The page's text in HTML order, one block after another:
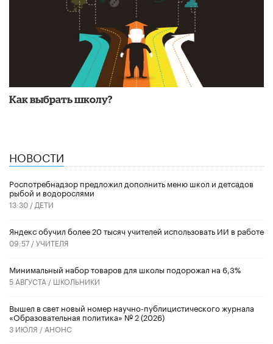
Как выбрать школу?
НОВОСТИ
Роспотребнадзор предложил дополнить меню школ и детсадов
рыбой и водорослями
13:30 / ДЕТИ
​Яндекс обучил более 20 тысяч учителей использовать ИИ в работе
09:57 /УЧИТЕЛЯ
Минимальный набор товаров для школы подорожал на 6,3%
5 АВГУСТА / ШКОЛЬНИКИ
Вышел в свет новый номер научно-публицистического журнала
«Образовательная политика» № 2 (2026)
3 ИЮЛЯ / АНОНС